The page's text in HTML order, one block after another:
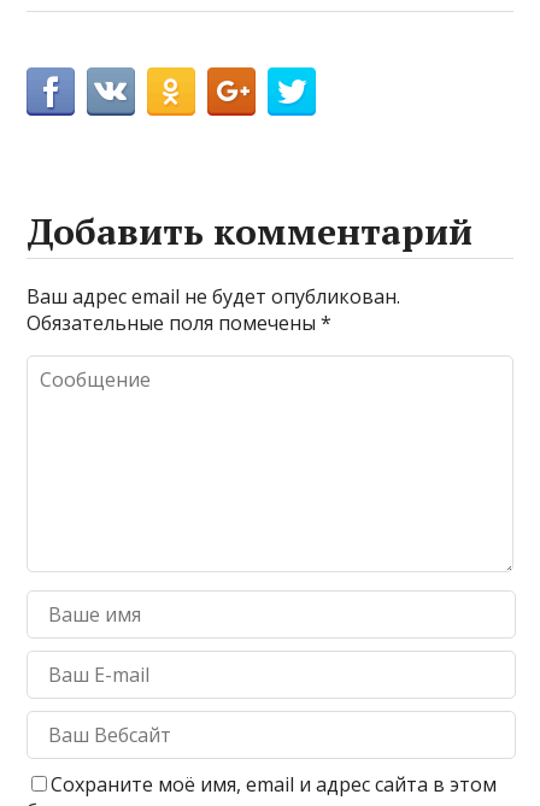
Добавить комментарий
Ваш адрес email не будет опубликован.
Обязательные поля помечены*
Сохраните моё имя, email и адрес сайта в этом